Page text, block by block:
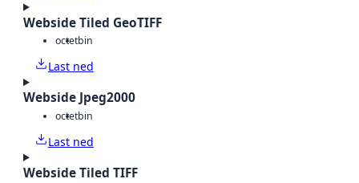
Webside Tiled GeoTIFF
octetbin
Last ned
Webside Jpeg2000
octetbin
Last ned
Webside Tiled TIFF